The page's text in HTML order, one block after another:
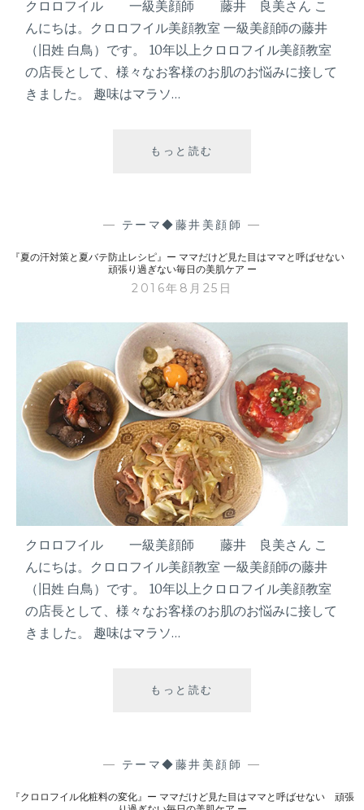
目
は
マ
マ
頑
張
り
過
ぎ
い
毎
日
の
美
肌
ケ
ア
ー
クロロフイル 一級美顔師 藤井 良美さん こ
んにちは。クロロフイル美顔教室 一級美顔師の藤井
（旧姓 白鳥）です。 10年以上クロロフイル美顔教室
の店長として、様々なお客様のお肌のお悩みに接して
きました。 趣味はマラソ…
もっと読む
ダ
ー
ジ
に
す
す
め
の
お
手
入
れ
』
ー
マ
マ
だ
け
見
た
せ
い
— テーマ◆藤井美顔師 —
『夏の汗対策と夏バテ防止レシピ』ー ママだけど見た目はママと呼ばせない
頑張り過ぎない毎日の美肌ケア ー
2016年8月25日
クロロフイル 一級美顔師 藤井 良美さん こ
んにちは。クロロフイル美顔教室 一級美顔師の藤井
（旧姓 白鳥）です。 10年以上クロロフイル美顔教室
の店長として、様々なお客様のお肌のお悩みに接して
きました。 趣味はマラソ…
もっと読む
対
と
— テーマ◆藤井美顔師 —
『クロロフイル化粧料の変化』ー ママだけど見た目はママと呼ばせない 頑張